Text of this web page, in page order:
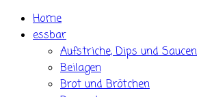
Skip Home
essbar
Aufstriche, Dips und Saucen
Beilagen
Brot und Brötchen